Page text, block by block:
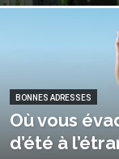
BONNES ADRESSES
Où vous
d’été à